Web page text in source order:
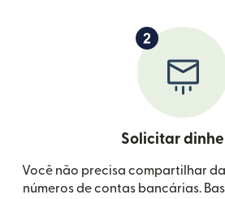
Solicitar
Você não precisa compartilhar
números de contas bancárias.